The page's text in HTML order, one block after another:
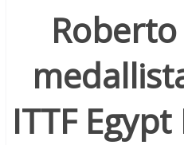
ITTF